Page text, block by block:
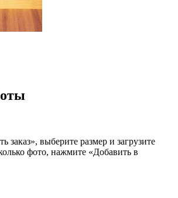
заказ», выберите размер и загрузите
фото, нажмите «Добавить в